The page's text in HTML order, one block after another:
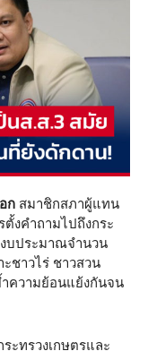
ก สมาชิกสภาผู้แทน
งคำถามไปถึงกระ
งบประมาณจำนวน
ชาวไร่ ชาวสวน
ความย้อนแย้งกันจน
ะทรวงเกษตรและ